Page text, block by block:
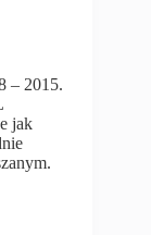
– 2015.
jak